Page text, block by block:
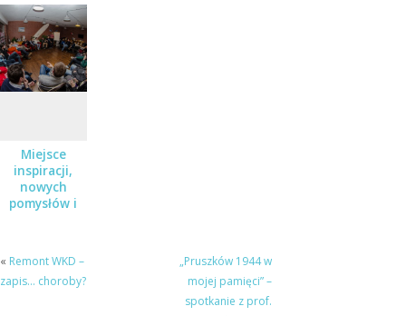
Miejsce
inspiracji,
nowych
pomysłów i
« Remont WKD –
zapis… choroby?
„Pruszków 1944 w
mojej pamięci” –
spotkanie z prof.